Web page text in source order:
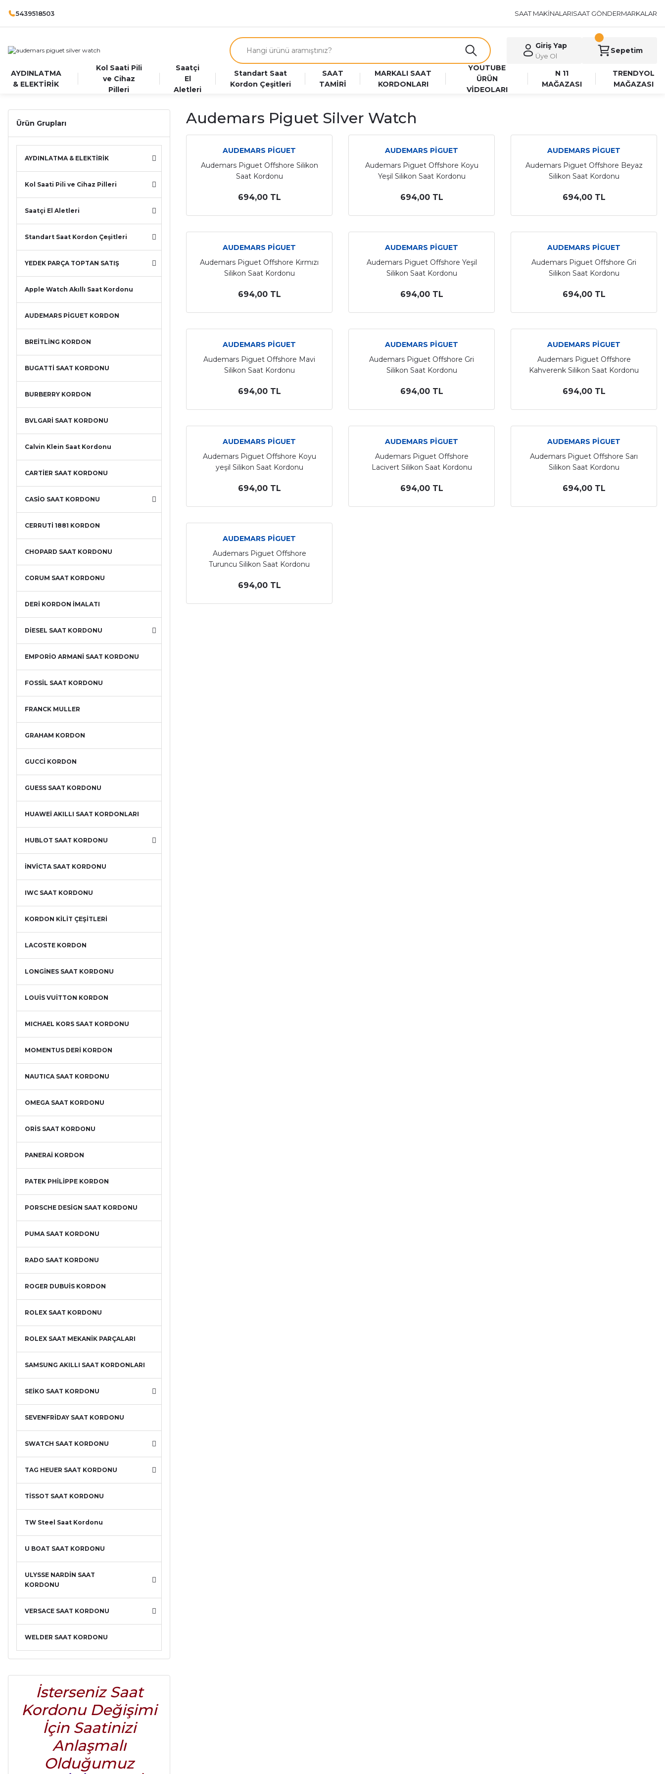
5439518503 SAAT MAKİNALARISAAT GÖNDERMARKALAR
Giriş Yap
Üye Ol
Sepetim
AYDINLATMA
& ELEKTİRİK
Kol Saati Pili
ve Cihaz
Pilleri
Saatçi
El
Aletleri
Standart Saat
Kordon Çeşitleri
SAAT
TAMİRİ
MARKALI SAAT
KORDONLARI
YOUTUBE
ÜRÜN
VİDEOLARI
N 11
MAĞAZASI
TRENDYOL
MAĞAZASI
Ürün Grupları
AYDINLATMA & ELEKTİRİK
Kol Saati Pili ve Cihaz Pilleri
Saatçi El Aletleri
Standart Saat Kordon Çeşitleri
YEDEK PARÇA TOPTAN SATIŞ
Apple Watch Akıllı Saat Kordonu
AUDEMARS PİGUET KORDON
BREİTLİNG KORDON
BUGATTİ SAAT KORDONU
BURBERRY KORDON
BVLGARİ SAAT KORDONU
Calvin Klein Saat Kordonu
CARTİER SAAT KORDONU
CASİO SAAT KORDONU
CERRUTİ 1881 KORDON
CHOPARD SAAT KORDONU
CORUM SAAT KORDONU
DERİ KORDON İMALATI
DİESEL SAAT KORDONU
EMPORİO ARMANİ SAAT KORDONU
FOSSİL SAAT KORDONU
FRANCK MULLER
GRAHAM KORDON
GUCCİ KORDON
GUESS SAAT KORDONU
HUAWEİ AKILLI SAAT KORDONLARI
HUBLOT SAAT KORDONU
İNVİCTA SAAT KORDONU
IWC SAAT KORDONU
KORDON KİLİT ÇEŞİTLERİ
LACOSTE KORDON
LONGİNES SAAT KORDONU
LOUİS VUİTTON KORDON
MICHAEL KORS SAAT KORDONU
MOMENTUS DERİ KORDON
NAUTICA SAAT KORDONU
OMEGA SAAT KORDONU
ORİS SAAT KORDONU
PANERAİ KORDON
PATEK PHİLİPPE KORDON
PORSCHE DESİGN SAAT KORDONU
PUMA SAAT KORDONU
RADO SAAT KORDONU
ROGER DUBUİS KORDON
ROLEX SAAT KORDONU
ROLEX SAAT MEKANİK PARÇALARI
SAMSUNG AKILLI SAAT KORDONLARI
SEİKO SAAT KORDONU
SEVENFRİDAY SAAT KORDONU
SWATCH SAAT KORDONU
TAG HEUER SAAT KORDONU
TİSSOT SAAT KORDONU
TW Steel Saat Kordonu
U BOAT SAAT KORDONU
ULYSSE NARDİN SAAT
KORDONU
VERSACE SAAT KORDONU
WELDER SAAT KORDONU
İsterseniz Saat
Kordonu Değişimi
İçin Saatinizi
Anlaşmalı
Olduğumuz
Audemars Piguet Silver Watch
AUDEMARS PİGUET
Audemars Piguet Offshore Silikon
Saat Kordonu
694,00 TL
AUDEMARS PİGUET
Audemars Piguet Offshore Koyu
Yeşil Silikon Saat Kordonu
694,00 TL
AUDEMARS PİGUET
Audemars Piguet Offshore Beyaz
Silikon Saat Kordonu
694,00 TL
AUDEMARS PİGUET
Audemars Piguet Offshore Kırmızı
Silikon Saat Kordonu
694,00 TL
AUDEMARS PİGUET
Audemars Piguet Offshore Yeşil
Silikon Saat Kordonu
694,00 TL
AUDEMARS PİGUET
Audemars Piguet Offshore Gri
Silikon Saat Kordonu
694,00 TL
AUDEMARS PİGUET
Audemars Piguet Offshore Mavi
Silikon Saat Kordonu
694,00 TL
AUDEMARS PİGUET
Audemars Piguet Offshore Gri
Silikon Saat Kordonu
694,00 TL
AUDEMARS PİGUET
Audemars Piguet Offshore
Kahverenk Silikon Saat Kordonu
694,00 TL
AUDEMARS PİGUET
Audemars Piguet Offshore Koyu
yeşil Silikon Saat Kordonu
694,00 TL
AUDEMARS PİGUET
Audemars Piguet Offshore
Lacivert Silikon Saat Kordonu
694,00 TL
AUDEMARS PİGUET
Audemars Piguet Offshore Sarı
Silikon Saat Kordonu
694,00 TL
AUDEMARS PİGUET
Audemars Piguet Offshore
Turuncu Silikon Saat Kordonu
694,00 TL